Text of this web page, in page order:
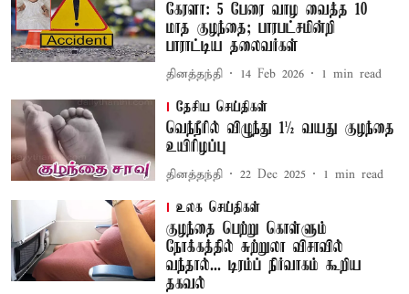
கேரளா: 5 பேரை வாழ வைத்த 10
மாத குழந்தை; பாரபட்சமின்றி
பாராட்டிய தலைவர்கள்
தினத்தந்தி 14 Feb 2026 1 min read
தேசிய செய்திகள்
வெந்நீரில் விழுந்து 1½ வயது குழந்தை
உயிரிழப்பு
தினத்தந்தி 22 Dec 2025 1 min read
உலக செய்திகள்
குழந்தை பெற்று கொள்ளும்
நோக்கத்தில் சுற்றுலா விசாவில்
வந்தால்... டிரம்ப் நிர்வாகம் கூறிய
தகவல்